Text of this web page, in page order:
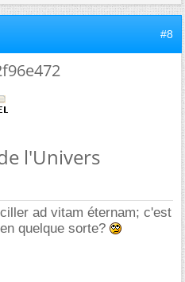
#8
l'Univers
ad vitam éternam; c'est
quelque sorte?